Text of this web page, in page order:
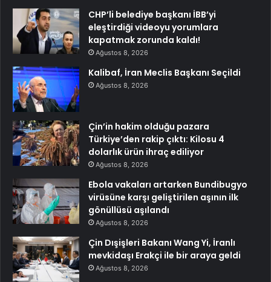
CHP’li belediye başkanı İBB’yi
eleştirdiği videoyu yorumlara
kapatmak zorunda kaldı!
Ağustos 8, 2026
Kalibaf, İran Meclis Başkanı Seçildi
Ağustos 8, 2026
Çin’in hakim olduğu pazara
Türkiye’den rakip çıktı: Kilosu 4
dolarlık ürün ihraç ediliyor
Ağustos 8, 2026
Ebola vakaları artarken Bundibugyo
virüsüne karşı geliştirilen aşının ilk
gönüllüsü aşılandı
Ağustos 8, 2026
Çin Dışişleri Bakanı Wang Yi, İranlı
mevkidaşı Erakçi ile bir araya geldi
Ağustos 8, 2026